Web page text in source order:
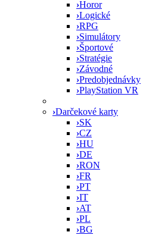
›Horor
›Logické
›RPG
›Simulátory
›Športové
›Stratégie
›Závodné
›Predobjednávky
›PlayStation VR
›Darčekové karty
›SK
›CZ
›HU
›DE
›RON
›FR
›PT
›IT
›AT
›PL
›BG